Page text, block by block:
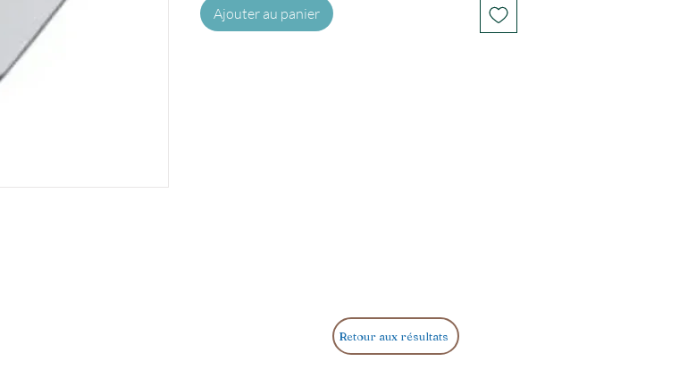
Ajouter au panier
Retour aux résultats